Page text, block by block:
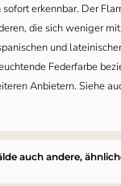
erkennbar. Der
die sich weniger
und
Federfarbe
Anbietern. Siehe
auch andere,